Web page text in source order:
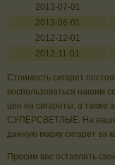
2013-07-01
2013-06-01
2012-12-01
2012-11-01
Стоимость сигарет
воспользоваться нашим
цен на сигареты, а также
СУПЕРСВЕТЛЫЕ. На нашем
данную марку сигарет за
Просим вас оставлять